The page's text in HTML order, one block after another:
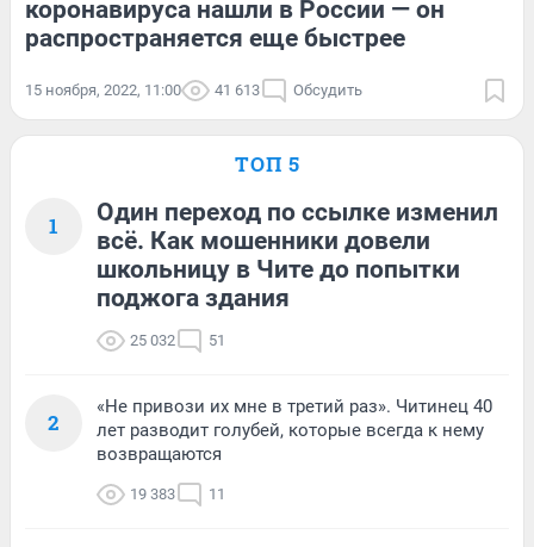
коронавируса нашли в России — он
распространяется еще быстрее
15 ноября, 2022, 11:00 41 613 Обсудить
ТОП 5
1
Один переход по ссылке изменил
всё. Как мошенники довели
школьницу в Чите до попытки
поджога здания
25 032 51
2
«Не привози их мне в третий раз». Читинец 40
лет разводит голубей, которые всегда к нему
возвращаются
19 383 11